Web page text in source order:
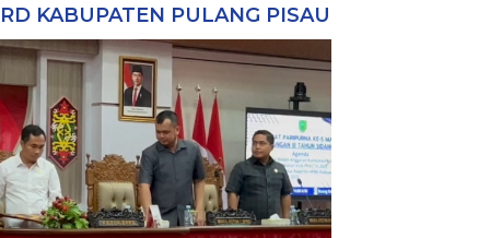
KABUPATEN PULANG PISAU